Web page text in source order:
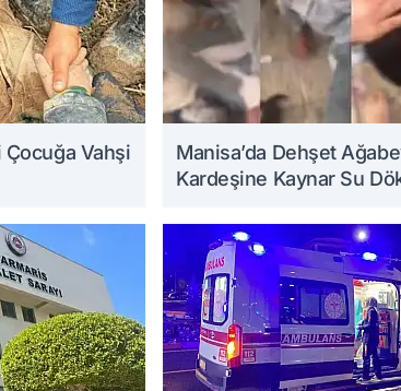
Çocuğa Vahşi
Manisa’da Dehşet
Kardeşine Kaynar Su